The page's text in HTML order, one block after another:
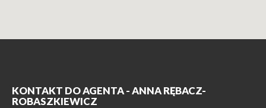
KONTAKT DO AGENTA - ANNA RĘBACZ-
ROBASZKIEWICZ